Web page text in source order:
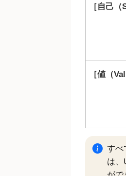
自己（
値（
すべ
は、